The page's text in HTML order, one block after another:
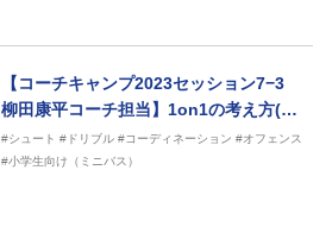
【コーチキャンプ2023セッション7−3
柳田康平コーチ担当】1on1の考え方(イ
ンサイド1on1)
#シュート #ドリブル #コーディネーション #オフェンス
#小学生向け（ミニバス）